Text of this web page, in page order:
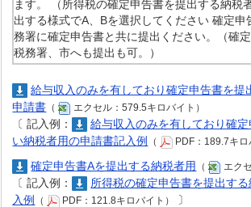
ます。 （所得税の確定申告書を提出する納税
出する様式でA、Bを選択してください 確定申
務署に確定申告書と共に提出ください。（確
税務署、市へも提出も可。）
給与収入のみを有しており確定申告書を提
申請書 （ エクセル：579.5キロバイト）
〔記入例：
給与収入のみを有しており確
い納税者用の申請書記入例
（ PDF：189.7キロ
確定申告書Aを提出する納税者用
（ エク
〔記入例：
所得税の確定申告書を提出す
入例
（ PDF：121.8キロバイト）
〕